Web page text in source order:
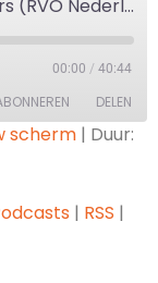
Dag 14: Caroline van Leenders (RVO Nederland) over het vergroenen van de financiële sector
00:00 / 40:44
DELEN
scherm | Duur:
| RSS |